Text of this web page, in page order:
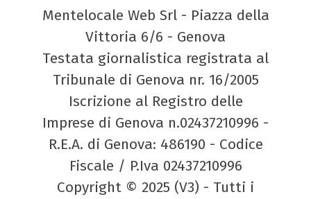
Mentelocale Web Srl - Piazza della
Vittoria 6/6 - Genova
Testata giornalistica registrata al
Tribunale di Genova nr. 16/2005
Iscrizione al Registro delle
Imprese di Genova n.02437210996 -
R.E.A. di Genova: 486190 - Codice
Fiscale / P.Iva 02437210996
Copyright © 2025 (V3) - Tutti i